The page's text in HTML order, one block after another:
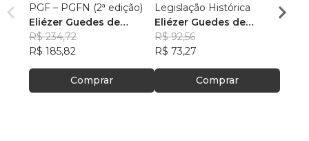
PGF – PGFN (2ª edição)
Eliézer Guedes de
Oliveira Junior
R$ 234,72
R$ 185,82
Comprar
Legislação Histórica
Eliézer Guedes de
Oliveira Junior
R$ 92,56
R$ 73,27
Comprar
Militar